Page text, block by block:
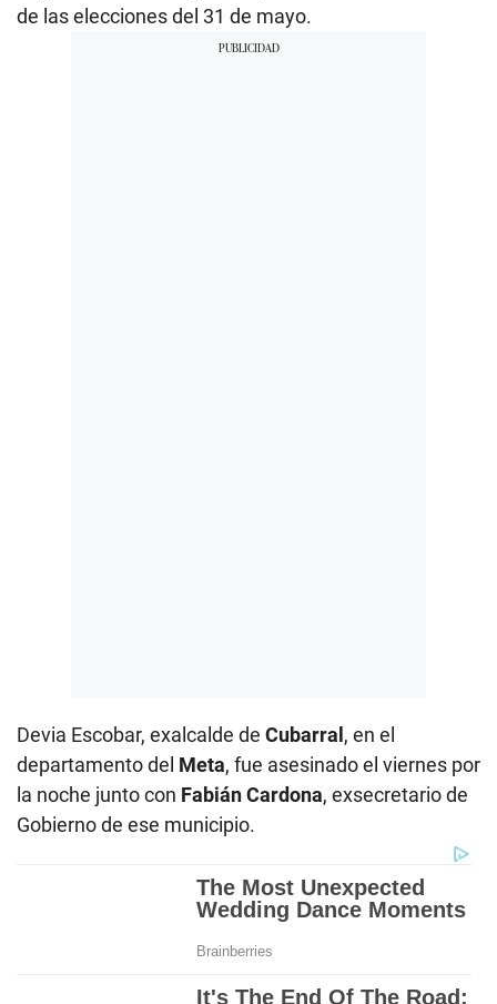
de las elecciones del 31 de mayo.
Devia Escobar, exalcalde de Cubarral, en el
departamento del Meta, fue asesinado el viernes por
la noche junto con Fabián Cardona, exsecretario de
Gobierno de ese municipio.